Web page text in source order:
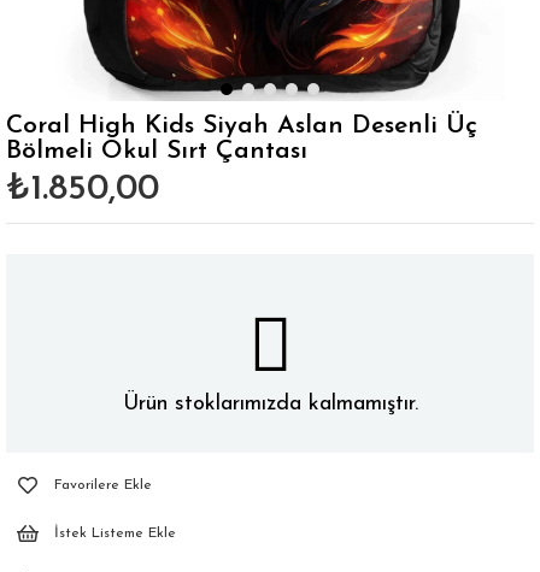
Coral High Kids Siyah Aslan Desenli Üç
Bölmeli Okul Sırt Çantası
₺1.850,00
Ürün stoklarımızda kalmamıştır.
Favorilere Ekle
İstek Listeme Ekle